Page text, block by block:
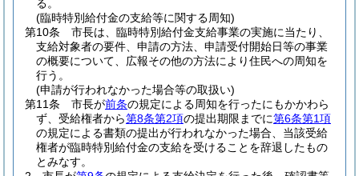
る。
(臨時特別給付金の支給等に関する周知)
第10条
市長は、臨時特別給付金支給事業の実施に当たり、
支給対象者の要件、申請の方法、申請受付開始日等の事業
の概要について、広報その他の方法により住民への周知を
行う。
(申請が行われなかった場合等の取扱い)
第11条
市長が前条の規定による周知を行ったにもかかわら
ず、受給権者から第8条第2項の提出期限までに第6条第1項
の規定による書類の提出が行われなかった場合、当該受給
権者が臨時特別給付金の支給を受けることを辞退したもの
とみなす。